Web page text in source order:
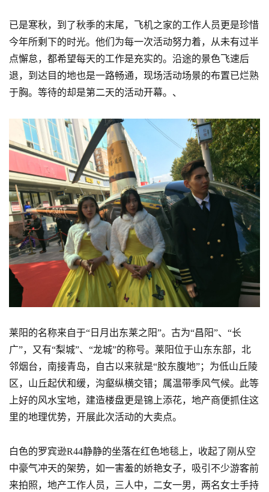
已是寒秋，到了秋季的末尾，飞机之家的工作人员更是珍惜
今年所剩下的时光。他们为每一次活动努力着，从未有过半
点懈怠，都希望每天的工作是充实的。沿途的景色飞速后
退，到达目的地也是一路畅通，现场活动场景的布置已烂熟
于胸。等待的却是第二天的活动开幕。、
莱阳的名称来自于“日月出东莱之阳”。古为“昌阳”、“长
广”，又有“梨城”、“龙城”的称号。莱阳位于山东东部，北
邻烟台，南接青岛，自古以来就是“胶东腹地”；为低山丘陵
区，山丘起伏和缓，沟壑纵横交错；属温带季风气候。此等
上好的风水宝地，建造楼盘更是锦上添花，地产商便抓住这
里的地理优势，开展此次活动的大卖点。
白色的罗宾逊R44静静的坐落在红色地毯上，收起了刚从空
中豪气冲天的架势，如一害羞的娇艳女子，吸引不少游客前
来拍照，地产工作人员，三人中，二女一男，两名女士手持